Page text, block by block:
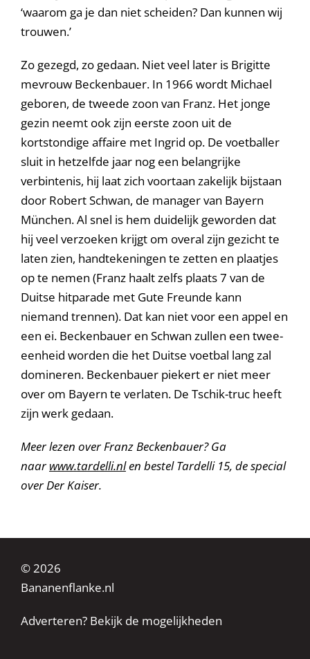
‘waarom ga je dan niet scheiden? Dan kunnen wij
trouwen.’
Zo gezegd, zo gedaan. Niet veel later is Brigitte
mevrouw Beckenbauer. In 1966 wordt Michael
geboren, de tweede zoon van Franz. Het jonge
gezin neemt ook zijn eerste zoon uit de
kortstondige affaire met Ingrid op. De voetballer
sluit in hetzelfde jaar nog een belangrijke
verbintenis, hij laat zich voortaan zakelijk bijstaan
door Robert Schwan, de manager van Bayern
München. Al snel is hem duidelijk geworden dat
hij veel verzoeken krijgt om overal zijn gezicht te
laten zien, handtekeningen te zetten en plaatjes
op te nemen (Franz haalt zelfs plaats 7 van de
Duitse hitparade met Gute Freunde kann
niemand trennen). Dat kan niet voor een appel en
een ei. Beckenbauer en Schwan zullen een twee-
eenheid worden die het Duitse voetbal lang zal
domineren. Beckenbauer piekert er niet meer
over om Bayern te verlaten. De Tschik-truc heeft
zijn werk gedaan.
Meer lezen over Franz Beckenbauer? Ga
naarwww.tardelli.nlen bestel Tardelli 15, de special
over Der Kaiser.
© 2026
Bananenflanke.nl
Adverteren? Bekijk de mogelijkheden